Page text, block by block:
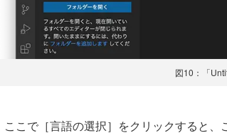
図10：「
ここで［言語の選択］をクリックすると、